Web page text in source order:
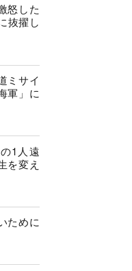
怒した
抜擢し
ミサイ
軍」に
1人遠
を変え
ために